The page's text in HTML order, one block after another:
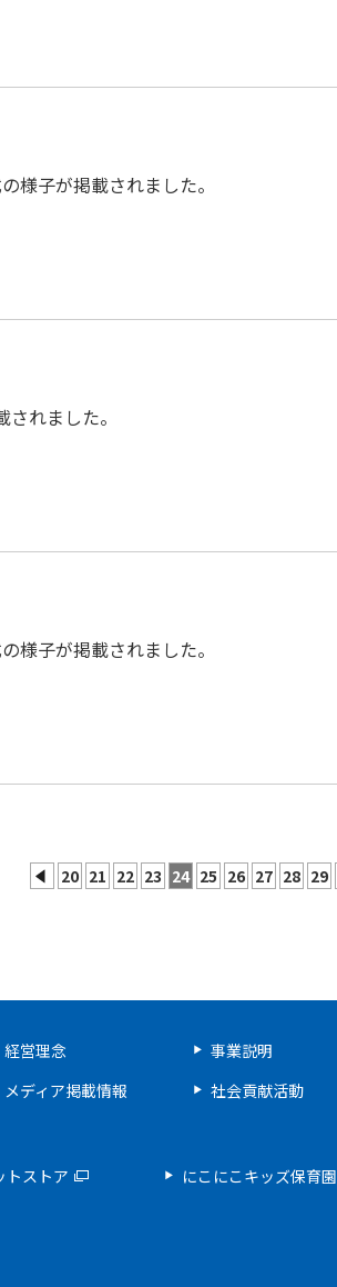
様子が掲載されました。
れました。
様子が掲載されました。
20 21 22 23 24 25 26 27 28 29
経営理念 事業説明
メディア掲載情報 社会貢献活動
トストア にこにこキッズ保育園